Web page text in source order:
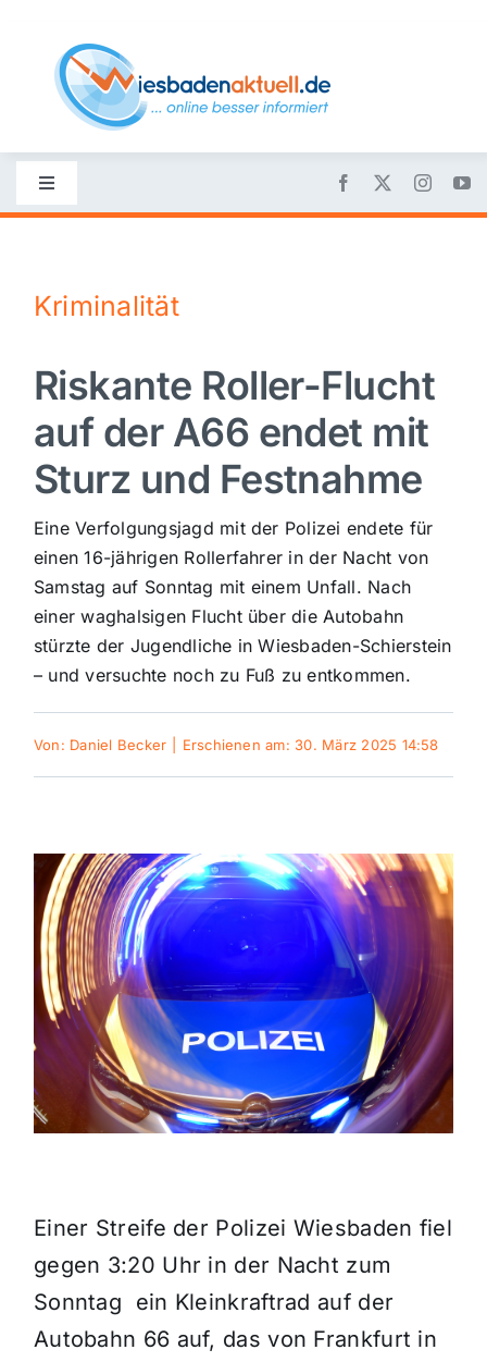
content
Toggle
Navigation
Nachrichten
Politik
Wirtschaft
Sport
Kultur
Panorama
Mein Stadtteil
Verkehrsmeldungen
Polizeimeldungen
Themen und Termine
Gewinnspiele
Kriminalität
Riskante Roller-Flucht
auf der A66 endet mit
Sturz und Festnahme
Eine Verfolgungsjagd mit der Polizei endete für
einen 16-jährigen Rollerfahrer in der Nacht von
Samstag auf Sonntag mit einem Unfall. Nach
einer waghalsigen Flucht über die Autobahn
stürzte der Jugendliche in Wiesbaden-Schierstein
– und versuchte noch zu Fuß zu entkommen.
Von: Daniel Becker Erschienen am: 30. März 2025 14:58
Einer Streife der Polizei Wiesbaden fiel
gegen 3:20 Uhr in der Nacht zum
Sonntag ein Kleinkraftrad auf der
Autobahn 66 auf, das von Frankfurt in